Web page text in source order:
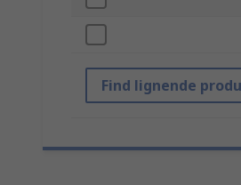
Find lignende